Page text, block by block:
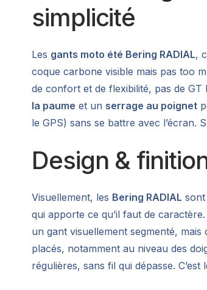
simplicité
Les gants moto été Bering RADIAL,
coque carbone visible mais pas too
de confort et de flexibilité, pas de
la paume et un serrage au poignet
le GPS) sans se battre avec l’écran.
Design &
Visuellement, les Bering RADIAL
qui apporte ce qu’il faut de
un gant visuellement segmenté,
placés, notamment au niveau des
régulières, sans fil qui dépasse.